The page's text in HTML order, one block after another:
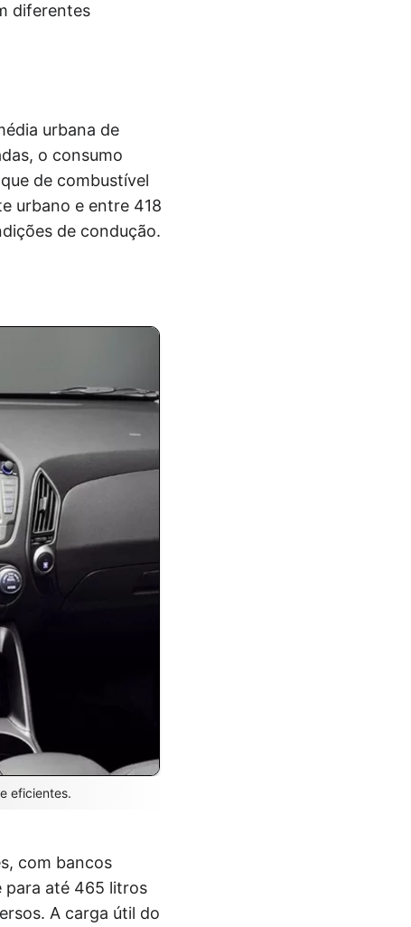
diferentes
urbana de
o consumo
de combustível
urbano e entre 418
de condução.
eficientes.
com bancos
para até 465 litros
A carga útil do